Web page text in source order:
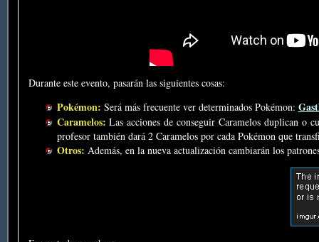
Durante este evento, pasarán las siguientes cosas:
Pokémon: Será más frecuente ver determinados Pokémon:
Caramelos: Las acciones de conseguir Caramelos duplican o
profesor también dará 2 Caramelos por cada Pokémon que
Otros: Además, en la nueva actualización cambiarán los